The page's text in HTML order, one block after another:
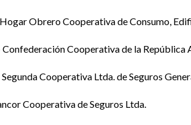
Obrero Cooperativa de Consumo,
Confederación Cooperativa de la República
Cooperativa Ltda. de Seguros
Cooperativa de Seguros Ltda.